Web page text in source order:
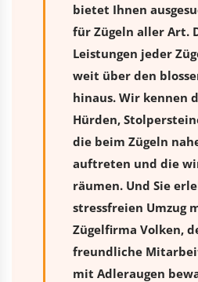
bietet Ihnen
für Zügeln aller Art.
Leistungen jeder
weit über den
hinaus. Wir kennen
Hürden,
die beim Zügeln
auftreten und die
räumen. Und Sie
stressfreien Umzug
Zügelfirma Volken,
freundliche
mit Adleraugen